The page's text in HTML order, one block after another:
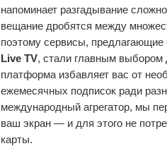
напоминает разгадывание
вещание дробятся между
поэтому сервисы, предлагающие
Live TV, стали главным
платформа избавляет вас от
ежемесячных подписок ради
международный агрегатор, мы
ваш экран — и для этого не
карты.